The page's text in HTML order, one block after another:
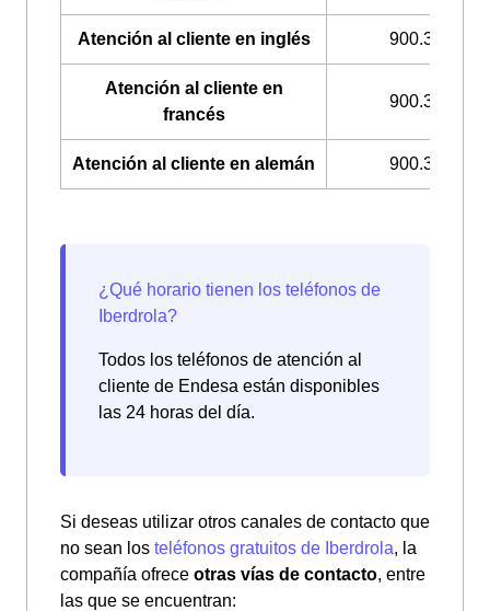
Atención al cliente en inglés 900.322.044
Atención al cliente en
francés
900.322.033
Atención al cliente en alemán 900.322.049
Todos los teléfonos de atención al
cliente de Endesa están disponibles
las 24 horas del día.
Si deseas utilizar otros canales de contacto que
no sean los teléfonos gratuitos de Iberdrola, la
compañía ofrece otras vías de contacto, entre
las que se encuentran: